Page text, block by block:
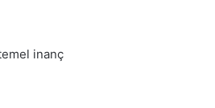
inanç